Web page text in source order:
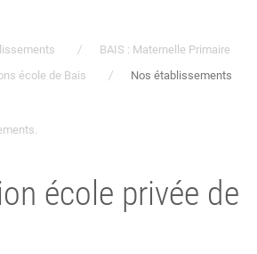
BAIS : Maternelle Primaire
école de Bais
Nos établissements
.
école privée de